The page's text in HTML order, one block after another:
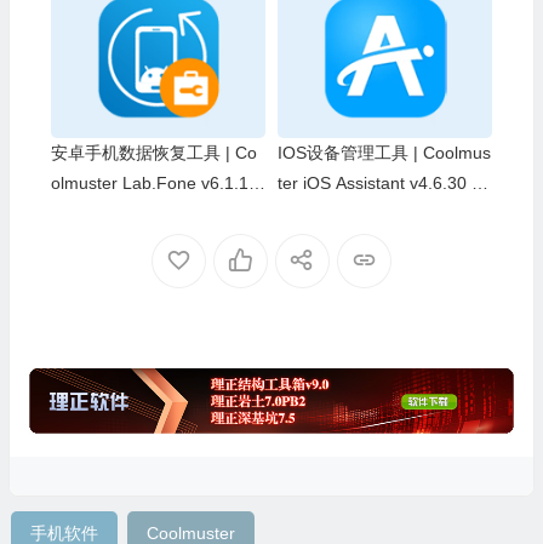
安卓手机数据恢复工具 | Co
olmuster Lab.Fone v6.1.17
IOS设备管理工具 | Coolmus
ter iOS Assistant v4.6.30 中
手机软件 Coolmuster